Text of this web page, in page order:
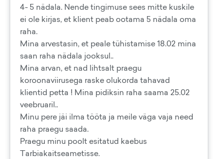
4- 5 nädala. Nende tingimuse sees mitte kuskile
ei ole kirjas, et klient peab ootama 5 nädala oma
raha.
Mina arvestasin, et peale tühistamise 18.02 mina
saan raha nädala jooksul..
Mina arvan, et nad lihtsalt praegu
koroonaviirusega raske olukorda tahavad
klientid petta ! Mina pidiksin raha saama 25.02
veebruaril..
Minu pere jäi ilma tööta ja meile väga vaja need
raha praegu saada.
Praegu minu poolt esitatud kaebus
Tarbiakaitseametisse.